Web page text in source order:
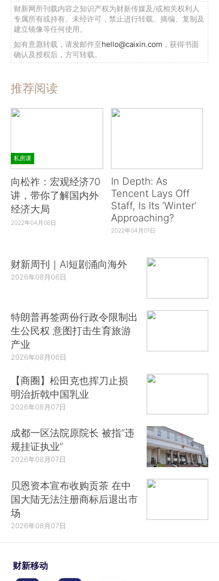
财新网所刊载内容之知识产权为财新传媒及/或相关权利人
专属所有或持有。未经许可，禁止进行转载、摘编、复制及
建立镜像等任何使用。
如有意愿转载，请发邮件至hello@caixin.com ，获得书面
确认及授权后，方可转载。
推荐阅读
私房课
向松祚：宏观经济70
讲，带你了解国内外
经济大局
2022年04月06日
In Depth: As
Tencent Lays Off
Staff, Is Its ‘Winter’
Approaching?
2022年04月01日
财新周刊｜AI短剧涌向海外
2026年08月06日
特朗普再签两份行政令限制出
生公民权 意图打击生育旅游
产业
2026年08月06日
【商圈】松田克也挥刀止损
明治折戟中国乳业
2026年08月07日
成都一区法院原院长 被指“违
规挂证执业”
2026年08月07日
贝恩资本宣布收购贡茶 在中
国大陆无法注册商标后退出市
场
2026年08月07日
财新移动